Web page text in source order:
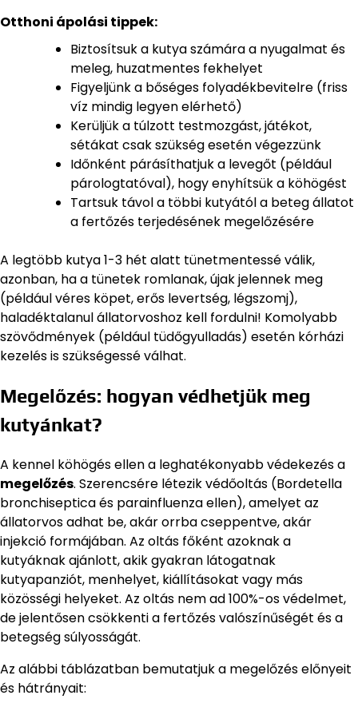
Otthoni ápolási tippek:
Biztosítsuk a kutya számára a nyugalmat és
meleg, huzatmentes fekhelyet
Figyeljünk a bőséges folyadékbevitelre (friss
víz mindig legyen elérhető)
Kerüljük a túlzott testmozgást, játékot,
sétákat csak szükség esetén végezzünk
Időnként párásíthatjuk a levegőt (például
párologtatóval), hogy enyhítsük a köhögést
Tartsuk távol a többi kutyától a beteg állatot
a fertőzés terjedésének megelőzésére
A legtöbb kutya 1-3 hét alatt tünetmentessé válik,
azonban, ha a tünetek romlanak, újak jelennek meg
(például véres köpet, erős levertség, légszomj),
haladéktalanul állatorvoshoz kell fordulni! Komolyabb
szövődmények (például tüdőgyulladás) esetén kórházi
kezelés is szükségessé válhat.
Megelőzés: hogyan védhetjük meg
kutyánkat?
A kennel köhögés ellen a leghatékonyabb védekezés a
megelőzés. Szerencsére létezik védőoltás (Bordetella
bronchiseptica és parainfluenza ellen), amelyet az
állatorvos adhat be, akár orrba cseppentve, akár
injekció formájában. Az oltás főként azoknak a
kutyáknak ajánlott, akik gyakran látogatnak
kutyapanziót, menhelyet, kiállításokat vagy más
közösségi helyeket. Az oltás nem ad 100%-os védelmet,
de jelentősen csökkenti a fertőzés valószínűségét és a
betegség súlyosságát.
Az alábbi táblázatban bemutatjuk a megelőzés előnyeit
és hátrányait: